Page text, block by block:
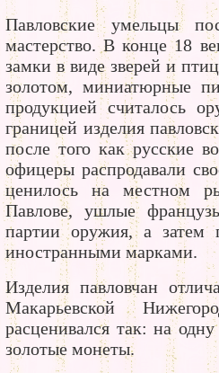
Павловские умельцы
мастерство. В конце 18
замки в виде зверей и
золотом, миниатюрные
продукцией считалось
границей изделия
после того как русские
офицеры распродавали
ценилось на местном
Павлове, ушлые
партии оружия, а затем
иностранными марками.
Изделия павловчан
Макарьевской
расценивался так: на
золотые монеты.